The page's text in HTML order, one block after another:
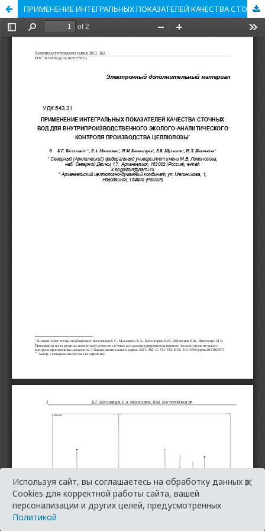
ПРИМЕНЕНИЕ ИНТЕГРАЛЬНЫХ ПОКАЗАТЕЛЕЙ КАЧЕСТВА СТОЧНЫХ ВОД ДЛЯ ВНУТРИПРОИЗВОДСТВЕННОГО ЭКОЛОГО-АНАЛИТИЧЕСКОГО КОНТРОЛЯ ПРОИЗВОДСТВА ЦЕЛЛЮЛОЗЫ
Используя сайт, вы соглашаетесь на обработку данных в
Cookies для корректной работы сайта, вашей
персонализации и других целей, предусмотренных
Политикой
×